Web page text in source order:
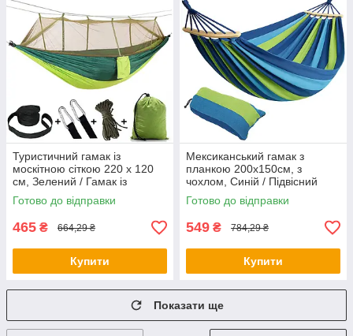
Туристичний гамак із
москітною сіткою 220 х 120
см, Зелений / Гамак із
захисною сіткою / Гамак для
кемпінгу
Готово до відправки
465 ₴ 664,29 ₴
Купити
Мексиканський гамак з
планкою 200х150см, з
чохлом, Синій / Підвісний
гамак тканинний /
Туристичний гамак
Готово до відправки
549 ₴ 784,29 ₴
Купити
Показати ще